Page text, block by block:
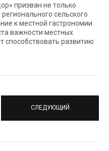
призван не только
сельского
к местной гастрономии.
важности местных
способствовать развитию
СЛЕДУЮЩИЙ